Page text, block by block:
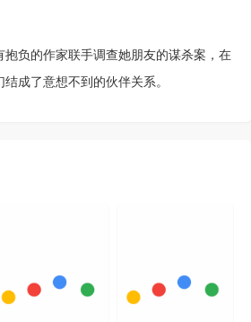
负的作家联手调查她朋友的谋杀案，在
成了意想不到的伙伴关系。